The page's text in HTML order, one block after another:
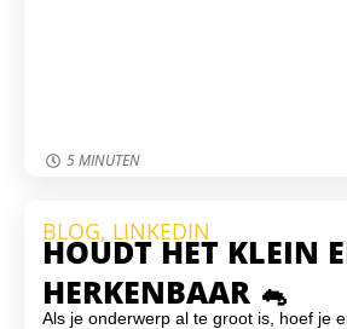
5 MINUTEN
BLOG, LINKEDIN
HOUDT HET KLEIN
HERKENBAAR 🐁
Als je onderwerp al te groot is, hoef je